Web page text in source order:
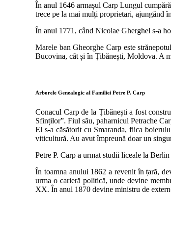
În anul 1646 armașul Carp Lungul
trece pe la mai mulți proprietari, ajungând
În anul 1771, când Nicolae Gherghel s-a
Marele ban Gheorghe Carp este
Bucovina, cât și în Țibănești, Moldova. A
Arborele Genealogic al Familiei Petre P. Carp
Conacul Carp de la Țibănești a fost
Sfinților”. Fiul său, paharnicul Petrache
El s-a căsătorit cu Smaranda, fiica
viticultură. Au avut împreună doar un
Petre P. Carp a urmat studii liceale la
În toamna anului 1862 a revenit în țară,
urma o carieră politică, unde devine
XX. În anul 1870 devine ministru de